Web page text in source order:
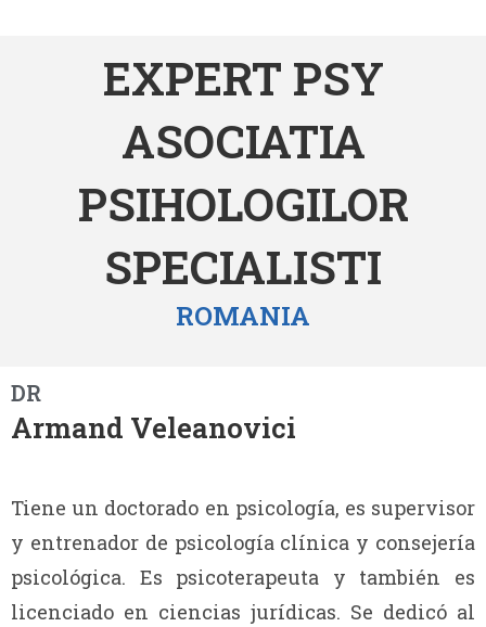
EXPERT PSY
ASOCIATIA
PSIHOLOGILOR
SPECIALISTI
ROMANIA
DR
Armand Veleanovici
Tiene un doctorado en psicología, es supervisor
y entrenador de psicología clínica y consejería
psicológica. Es psicoterapeuta y también es
licenciado en ciencias jurídicas. Se dedicó al